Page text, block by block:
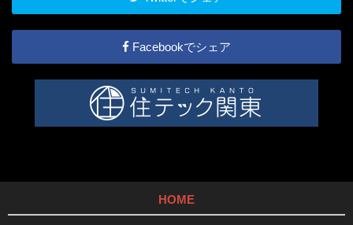
Facebookでシェア
HOME